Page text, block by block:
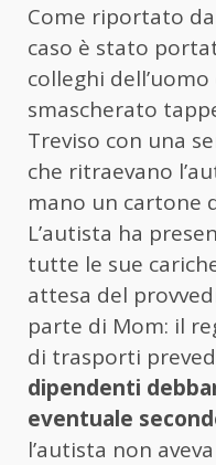
Come riportato da
caso è stato
colleghi
smascherato
Treviso con una
che ritraevano
mano un cartone
L’autista ha
tutte le sue
attesa del
parte di Mom: il
di trasporti
dipendenti
eventuale
l’autista non